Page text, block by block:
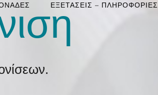
ΕΞΕΤΑΣΕΙΣ – ΠΛΗΡΟΦΟΡΙΕΣ